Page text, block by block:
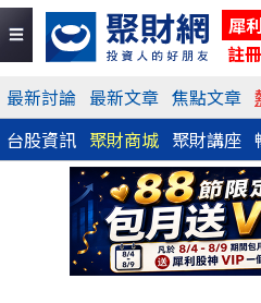
犀
註
最新討論 最新文章 焦點文章
台股資訊 聚財商城 聚財講座